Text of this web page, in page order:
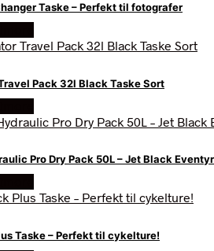
Taske – Perfekt til fotografer
Pack 32l Black Taske Sort
Pro Dry Pack 50L – Jet Black
Taske – Perfekt til cykelture!